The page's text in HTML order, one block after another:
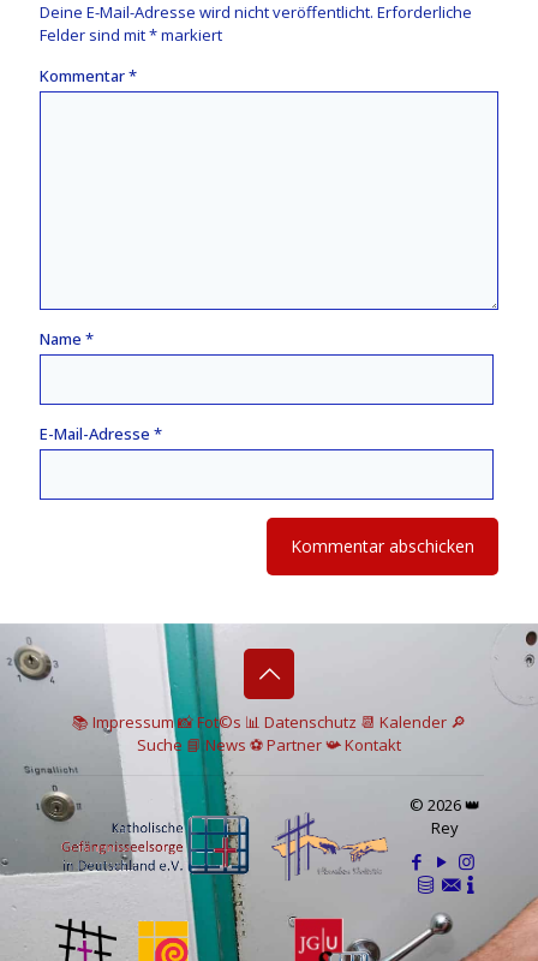
Deine E-Mail-Adresse wird nicht veröffentlicht. Erforderliche
Felder sind mit*markiert
Kommentar*
Name *
E-Mail-Adresse *
📚 Impressum📸Fot©s 📊 Datenschutz 📆 Kalender 🔎
Suche 📘 News ⚽Partner📯Kontakt
© 2026 👑
Rey